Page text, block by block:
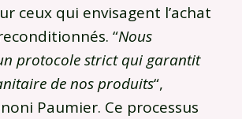
ceux qui envisagent l’achat
“Nous
protocole strict qui garantit
de nos produits“,
Paumier. Ce processus